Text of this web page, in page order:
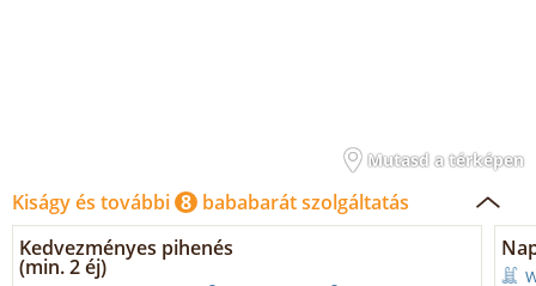
Mutasd a térképen
Kiságy és további 8 bababarát szolgáltatás
Kedvezményes pihenés
(min. 2 éj)